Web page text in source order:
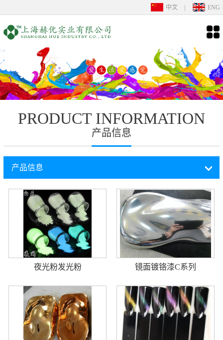
中文 ENG
PRODUCT INFORMATION
产品信息
产品信息
夜光粉发光粉 镜面镀铬漆C系列